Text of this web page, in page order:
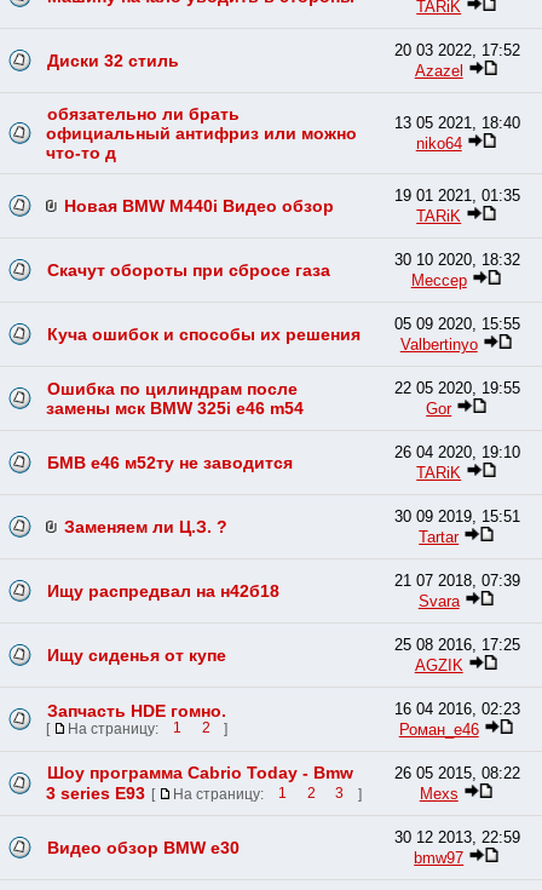
TARiK
Диски 32 стиль
20 03 2022, 17:52
Azazel
обязательно ли брать
официальный антифриз или можно
что-то д
13 05 2021, 18:40
niko64
Новая BMW M440i Видео обзор
19 01 2021, 01:35
TARiK
Скачут обороты при сбросе газа
30 10 2020, 18:32
Мессер
Куча ошибок и способы их решения
05 09 2020, 15:55
Valbertinyo
Ошибка по цилиндрам после
замены мск BMW 325i e46 m54
22 05 2020, 19:55
Gor
БМВ е46 м52ту не заводится
26 04 2020, 19:10
TARiK
Заменяем ли Ц.З. ?
30 09 2019, 15:51
Tartar
Ищу распредвал на н42б18
21 07 2018, 07:39
Svara
Ищу сиденья от купе
25 08 2016, 17:25
AGZIK
Запчасть HDE гомно.
[ На страницу: 1 2 ]
16 04 2016, 02:23
Роман_е46
Шоу программа Cabrio Today - Bmw
3 series E93 [ На страницу: 1 2 3 ]
26 05 2015, 08:22
Mexs
Видео обзор BMW e30
30 12 2013, 22:59
bmw97